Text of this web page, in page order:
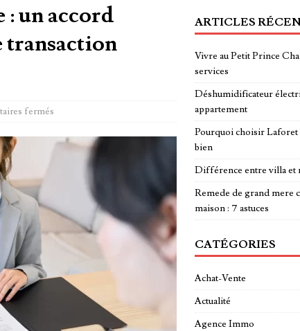
: un accord
transaction
fermés
ARTICLES
Vivre au Petit Prince
services
Déshumidificateur
appartement
Pourquoi choisir
bien
Différence entre villa et
Remede de grand mere
maison : 7 astuces
CATÉGORIES
Achat-Vente
Actualité
Agence Immo